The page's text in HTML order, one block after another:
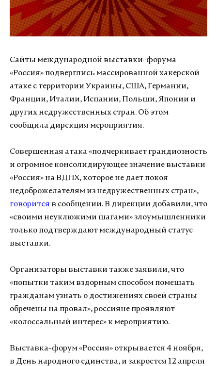
Сайты международной выставки-форума
«Россия» подверглись массированной хакерской
атаке с территории Украины, США, Германии,
Франции, Италии, Испании, Польши, Японии и
других недружественных стран. Об этом
сообщила дирекция мероприятия.
Совершенная атака «подчеркивает грандиозность
и огромное консолидирующее значение выставки
«Россия» на ВДНХ, которое не дает покоя
недоброжелателям из недружественных стран»,
говорится в сообщении. В дирекции добавили, что
«своими неуклюжими шагами» злоумышленники
только подтверждают международный статус
выставки.
Организаторы выставки также заявили, что
«попытки таким вздорным способом помешать
гражданам узнать о достижениях своей страны
обречены на провал», россияне проявляют
«колоссальный интерес» к мероприятию.
Выставка-форум «Россия» открывается 4 ноября,
в День народного единства, и закроется 12 апреля